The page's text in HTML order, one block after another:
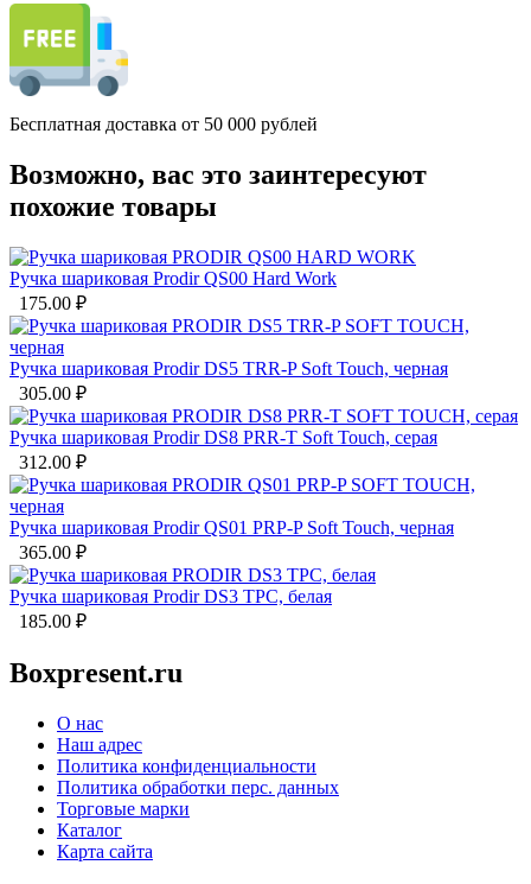
Бесплатная доставка от 50 000 рублей
Возможно, вас это заинтересуют
похожие товары
Ручка шариковая Prodir QS00 Hard Work
175.00 ₽
Ручка шариковая Prodir DS5 TRR-P Soft Touch, черная
305.00 ₽
Ручка шариковая Prodir DS8 PRR-T Soft Touch, серая
312.00 ₽
Ручка шариковая Prodir QS01 PRP-P Soft Touch, черная
365.00 ₽
Ручка шариковая Prodir DS3 TPC, белая
185.00 ₽
Boxpresent.ru
О нас
Наш адрес
Политика конфиденциальности
Политика обработки перс. данных
Торговые марки
Каталог
Карта сайта